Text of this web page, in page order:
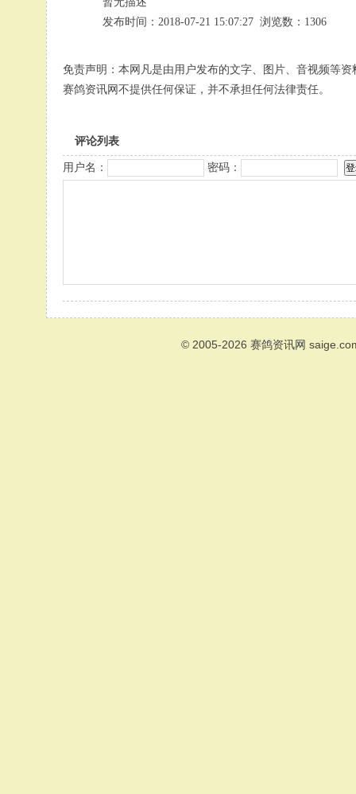
发布时间：2018-07-21 15:07:27 浏览数：1306
免责声明：本网凡是由用户发布的文字、图片、音视频等
赛鸽资讯网不提供任何保证，并不承担任何法律责任。
评论列表
用户名： 密码：
© 2005-2026 赛鸽资讯网